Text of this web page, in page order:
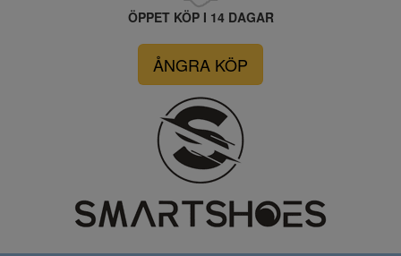
ÖPPET KÖP I 14 DAGAR
ÅNGRA KÖP